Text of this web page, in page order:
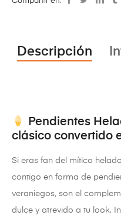
Descripción
Pendientes
clásico convertido
Si eras fan del mítico
contigo en forma de
veraniegos, son el
dulce y atrevido a tu look.